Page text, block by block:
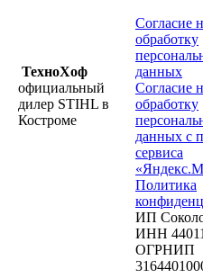
ТехноХоф
официальный
дилер STIHL в
Костроме
Согласие
обработку
данных
Согласие
обработку
данных с
сервиса
Политика
ИП
ИНН
ОГРНИП